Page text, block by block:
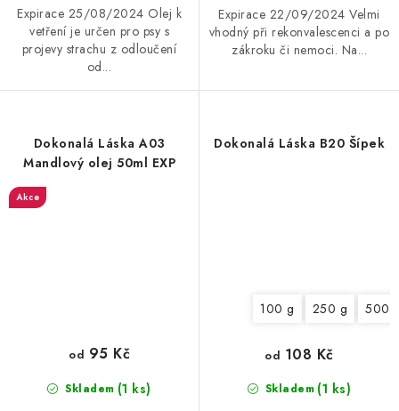
Expirace 25/08/2024 Olej k
vetření je určen pro psy s
projevy strachu z odloučení
od...
Expirace 22/09/2024 Velmi
vhodný při rekonvalescenci a po
zákroku či nemoci. Na...
Dokonalá Láska A03
Mandlový olej 50ml EXP
Akce
Skladem (1 ks)
od 95 Kč
Dokonalá Láska B20 Šípek
100 g 250 g 500
Skladem (1 ks)
od 108 Kč